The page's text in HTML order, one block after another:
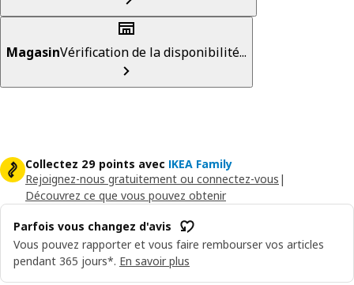
MagasinVérification de la disponibilité...
Collectez 29 points avec IKEA Family
Rejoignez-nous gratuitement ou connectez-vous |
Découvrez ce que vous pouvez obtenir
Parfois vous changez d'avis
Vous pouvez rapporter et vous faire rembourser vos articles
pendant 365 jours*. En savoir plus